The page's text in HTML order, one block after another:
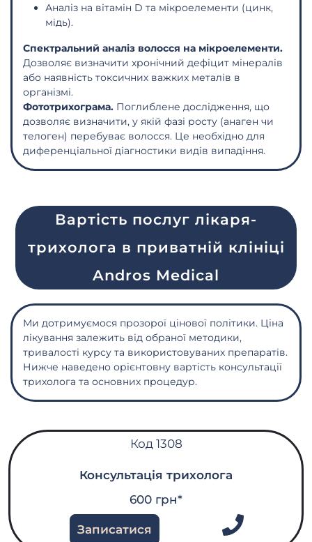
Аналіз на вітамін D та мікроелементи (цинк,
мідь).
Спектральний аналіз волосся на мікроелементи.
Дозволяє визначити хронічний дефіцит мінералів
або наявність токсичних важких металів в
організмі.
Фототрихограма. Поглиблене дослідження, що
дозволяє визначити, у якій фазі росту (анаген чи
телоген) перебуває волосся. Це необхідно для
диференціальної діагностики видів випадіння.
Вартість послуг лікаря-
трихолога в приватній клініці
Andros Medical
Ми дотримуємося прозорої цінової політики. Ціна
лікування залежить від обраної методики,
тривалості курсу та використовуваних препаратів.
Нижче наведено орієнтовну вартість консультації
трихолога та основних процедур.
Код 1308
Консультація трихолога
600 грн*
Записатися